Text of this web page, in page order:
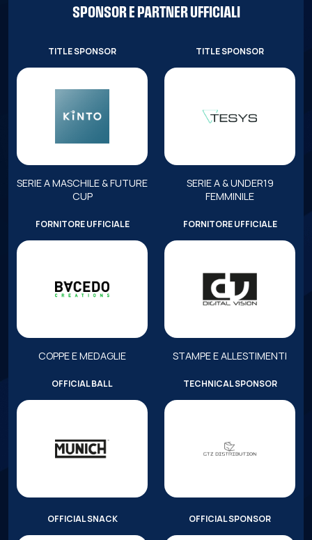
SPONSOR E PARTNER UFFICIALI
TITLE SPONSOR
SERIE A MASCHILE & FUTURE
CUP
TITLE SPONSOR
SERIE A & UNDER19
FEMMINILE
FORNITORE UFFICIALE
COPPE E MEDAGLIE
FORNITORE UFFICIALE
STAMPE E ALLESTIMENTI
OFFICIAL BALL TECHNICAL SPONSOR
OFFICIAL SNACK OFFICIAL SPONSOR